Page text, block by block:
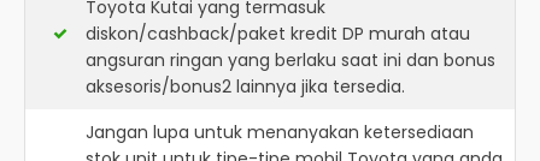
Toyota Kutai yang termasuk
diskon/cashback/paket kredit DP murah atau
angsuran ringan yang berlaku saat ini dan bonus
aksesoris/bonus2 lainnya jika tersedia.
Jangan lupa untuk menanyakan ketersediaan